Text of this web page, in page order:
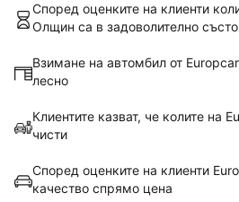
Според оценките на клиенти
Олщин са в задоволително
Взимане на автомбил от
лесно
Клиентите казват, че колите на
чисти
Според оценките на клиенти
качество спрямо цена